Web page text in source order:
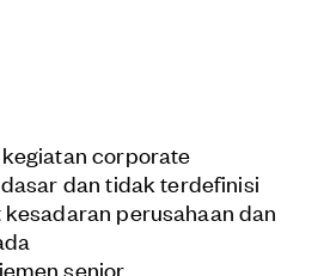
corporate
dan tidak terdefinisi
perusahaan dan
senior.